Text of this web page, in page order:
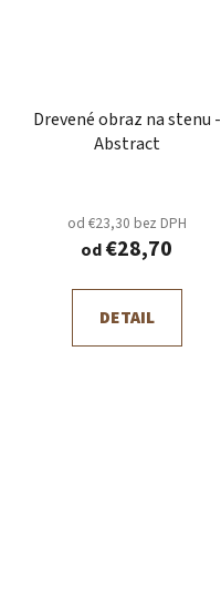
Drevené obraz na stenu -
Abstract
od €23,30 bez DPH
od€28,70
DETAIL